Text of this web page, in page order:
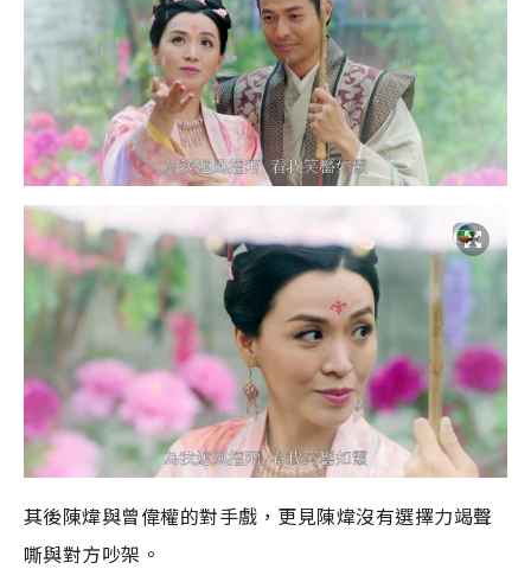
其後陳煒與曾偉權的對手戲，更見陳煒沒有選擇力竭聲
嘶與對方吵架。